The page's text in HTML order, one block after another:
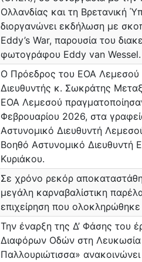
Ολλανδίας και τη Βρετανική
διοργανώνει εκδήλωση με
Eddy’s War, παρουσία του
φωτογράφου Eddy van Wessel.
Ο Πρόεδρος του ΕΟΑ Λεμεσού
Διευθυντής κ. Σωκράτης
ΕΟΑ Λεμεσού
Φεβρουαρίου 2026, στα
Αστυνομικό Διευθυντή
Βοηθό Αστυνομικό Διευθυντή
Κυριάκου.
Σε χρόνο ρεκόρ
μεγάλη καρναβαλίστικη
επιχείρηση που
Την έναρξη της Δ’ Φάσης του
Διαφόρων Οδών στη
Παλλουριώτισσα»